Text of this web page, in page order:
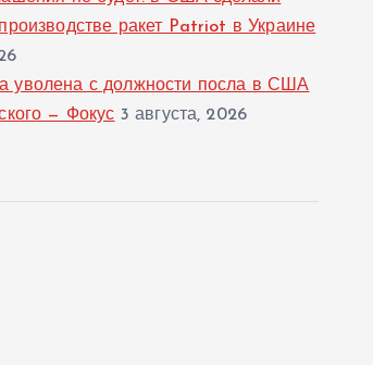
ракет Patriot в Украине
уволена с должности посла в США
— Фокус 3 августа, 2026